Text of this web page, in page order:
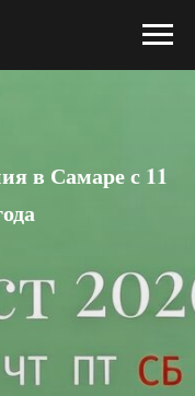
в Самаре с 11